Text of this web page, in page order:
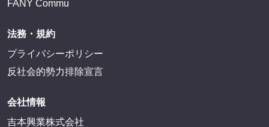
FANY Commu
法務・規約
プライバシーポリシー
反社会的勢力排除宣言
会社情報
吉本興業株式会社